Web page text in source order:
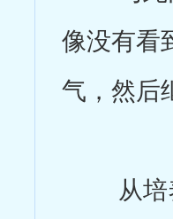
像没有看
气，然后
从培养